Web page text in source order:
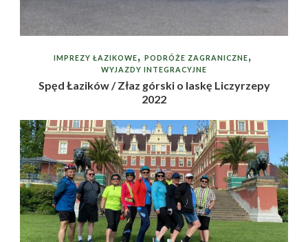
IMPREZY ŁAZIKOWE
PODRÓŻE ZAGRANICZNE
WYJAZDY INTEGRACYJNE
Spęd Łazików / Złaz górski o laskę Liczyrzepy
2022